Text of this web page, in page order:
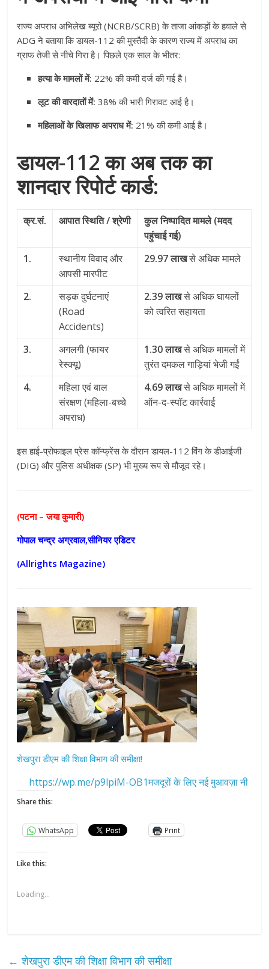
राज्य अपराध अभिलेख ब्यूरो (NCRB/SCRB) के ताजा आंकड़ों के हवाले से
ADG ने बताया कि डायल-112 की मुस्तैदी के कारण राज्य में अपराध का
ग्राफ तेजी से नीचे गिरा है। पिछले एक साल के भीतर:
हत्या के मामलों में: 22% की कमी दर्ज की गई है।
लूट की वारदातों में: 38% की भारी गिरावट आई है।
महिलाओं के खिलाफ अपराध में: 21% की कमी आई है।
डायल-112 का अब तक का
शानदार रिपोर्ट कार्ड:
क्र.सं. आपात स्थिति / श्रेणी
कुल निष्पादित मामले (मदद
पहुंचाई गई)
1.
स्थानीय विवाद और
आपसी मारपीट
29.97 लाखसे अधिक मामले
2.
सड़क दुर्घटनाएं
(Road
Accidents)
2.39 लाखसे अधिक घायलों
को त्वरित सहायता
3.
अगलगी (फायर
रेस्क्यू)
1.30 लाखसे अधिक मामलों में
तुरंत दमकल गाड़ियां भेजी गईं
4.
महिला एवं बाल
संरक्षण (महिला-बच्चे
अपराध)
4.69 लाखसे अधिक मामलों में
ऑन-द-स्पॉट कार्रवाई
इस हाई-प्रोफाइल प्रेस कॉन्फ्रेंस के दौरान डायल-112 विंग के डीआईजी
(DIG) और पुलिस अधीक्षक (SP) भी मुख्य रूप से मौजूद रहे।
(पटना – जया कुमारी)
गोपाल चन्द्र अग्रवाल,सीनियर एडिटर
(Allrights Magazine)
शेखपुरा डीएम की शिक्षा विभाग की समीक्षा!
https://wp.me/p9lpiM-OB1मजदूरों के लिए नई मुआवज़ा नी
Share this:
WhatsApp Print
Like this:
Loading...
← शेखपुरा डीएम की शिक्षा विभाग की समीक्षा